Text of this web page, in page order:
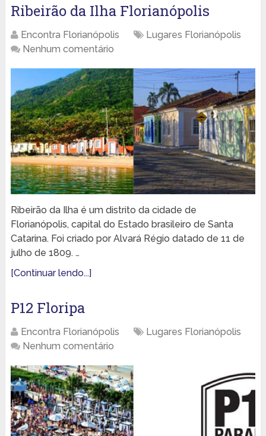
Ribeirão da Ilha Florianópolis
Encontra Florianópolis
Lugares Florianópolis
Nenhum comentário
Ribeirão da Ilha é um distrito da cidade de
Florianópolis, capital do Estado brasileiro de Santa
Catarina. Foi criado por Alvará Régio datado de 11 de
julho de 1809. …
[Continuar lendo...]
P12 Floripa
Encontra Florianópolis
Lugares Florianópolis
Nenhum comentário